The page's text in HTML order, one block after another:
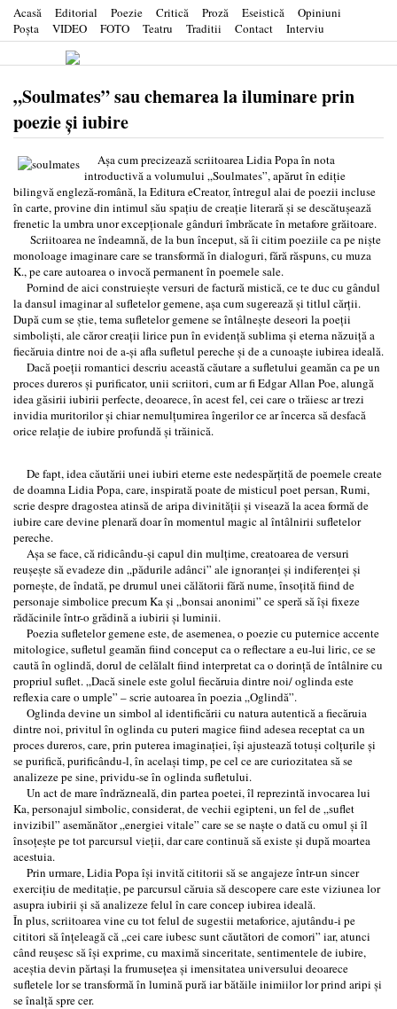
Acasă Editorial Poezie Critică Proză Eseistică
Opiniuni
Poşta
VIDEO FOTO Teatru Traditii Contact Interviu
„Soulmates” sau chemarea la iluminare prin
poezie și iubire
Așa cum precizează scriitoarea Lidia Popa în nota
introductivă a volumului „Soulmates”, apărut în ediție
bilingvă engleză-română, la Editura eCreator, întregul alai de poezii incluse
în carte, provine din intimul său spațiu de creație literară și se descătușează
frenetic la umbra unor excepționale gânduri îmbrăcate în metafore grăitoare.
Scriitoarea ne îndeamnă, de la bun început, să îi citim poeziile ca pe niște
monoloage imaginare care se transformă în dialoguri, fără răspuns, cu muza
K., pe care autoarea o invocă permanent în poemele sale.
Pornind de aici construiește versuri de factură mistică, ce te duc cu gândul
la dansul imaginar al sufletelor gemene, așa cum sugerează și titlul cărții.
După cum se știe, tema sufletelor gemene se întâlnește deseori la poeții
simboliști, ale căror creații lirice pun în evidență sublima și eterna năzuiță a
fiecăruia dintre noi de a-și afla sufletul pereche și de a cunoaște iubirea ideală.
Dacă poeții romantici descriu această căutare a sufletului geamăn ca pe un
proces dureros și purificator, unii scriitori, cum ar fi Edgar Allan Poe, alungă
idea găsirii iubirii perfecte, deoarece, în acest fel, cei care o trăiesc ar trezi
invidia muritorilor și chiar nemulțumirea îngerilor ce ar încerca să desfacă
orice relație de iubire profundă și trăinică.
De fapt, idea căutării unei iubiri eterne este nedespărțită de poemele create
de doamna Lidia Popa, care, inspirată poate de misticul poet persan, Rumi,
scrie despre dragostea atinsă de aripa divinității și visează la acea formă de
iubire care devine plenară doar în momentul magic al întâlnirii sufletelor
pereche.
Așa se face, că ridicându-și capul din mulțime, creatoarea de versuri
reușește să evadeze din „pădurile adânci” ale ignoranței și indiferenței și
pornește, de îndată, pe drumul unei călătorii fără nume, însoțită fiind de
personaje simbolice precum Ka și „bonsai anonimi” ce speră să își fixeze
rădăcinile într-o grădină a iubirii și luminii.
Poezia sufletelor gemene este, de asemenea, o poezie cu puternice accente
mitologice, sufletul geamăn fiind conceput ca o reflectare a eu-lui liric, ce se
caută în oglindă, dorul de celălalt fiind interpretat ca o dorință de întâlnire cu
propriul suflet. „Dacă sinele este golul fiecăruia dintre noi/ oglinda este
reflexia care o umple” – scrie autoarea în poezia „Oglindă”.
Oglinda devine un simbol al identificării cu natura autentică a fiecăruia
dintre noi, privitul în oglinda cu puteri magice fiind adesea receptat ca un
proces dureros, care, prin puterea imaginației, își ajustează totuși colțurile și
se purifică, purificându-l, în același timp, pe cel ce are curiozitatea să se
analizeze pe sine, prividu-se în oglinda sufletului.
Un act de mare îndrăzneală, din partea poetei, îl reprezintă invocarea lui
Ka, personajul simbolic, considerat, de vechii egipteni, un fel de „suflet
invizibil” asemănător „energiei vitale” care se se naște o dată cu omul și îl
însoțește pe tot parcursul vieții, dar care continuă să existe și după moartea
acestuia.
Prin urmare, Lidia Popa își invită cititorii să se angajeze într-un sincer
exercițiu de meditație, pe parcursul căruia să descopere care este viziunea lor
asupra iubirii și să analizeze felul în care concep iubirea ideală.
În plus, scriitoarea vine cu tot felul de sugestii metaforice, ajutându-i pe
cititori să înțeleagă că „cei care iubesc sunt căutători de comori” iar, atunci
când reușesc să își exprime, cu maximă sinceritate, sentimentele de iubire,
aceștia devin părtași la frumusețea și imensitatea universului deoarece
sufletele lor se transformă în lumină pură iar bătăile inimiilor lor prind aripi și
se înalță spre cer.